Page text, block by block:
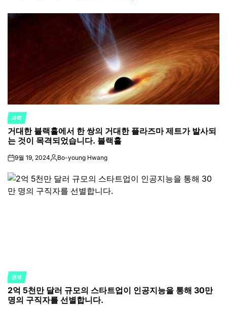
POSTED
IN
과학
거대한 블랙홀에서 한 쌍의 거대한 플라즈마 제트가 발사되
는 것이 목격되었습니다. 블랙홀
on9월 19, 2024Posted
Bo-young Hwang
POSTED
IN
경제
2억 5천만 달러 규모의 스타트업이 인공지능을 통해 30만
명의 구직자를 선별합니다.